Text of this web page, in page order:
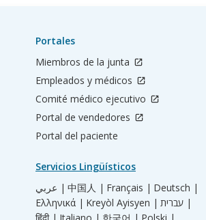
Portales
Miembros de la junta
Empleados y médicos
Comité médico ejecutivo
Portal de vendedores
Portal del paciente
Servicios Lingüísticos
عربي | 中国人 | Français | Deutsch |
Ελληνικά | Kreyòl Ayisyen |
עברית |